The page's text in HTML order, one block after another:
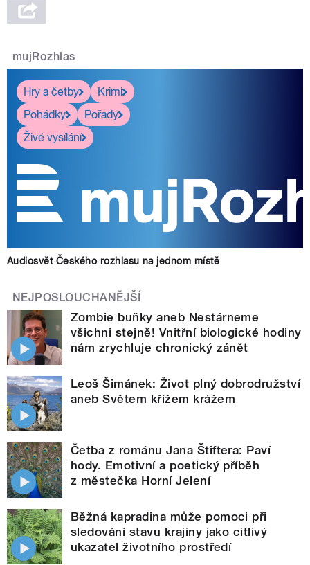
pause
mujRozhlas
Hry a četby
Krimi
Pohádky
Pořady
Živé vysílání
Audiosvět Českého rozhlasu na jednom místě
NEJPOSLOUCHANĚJŠÍ
Zombie buňky aneb Nestárneme
všichni stejně! Vnitřní biologické hodiny
nám zrychluje chronický zánět
Leoš Šimánek: Život plný dobrodružství
aneb Světem křížem krážem
Četba z románu Jana Štiftera: Paví
hody. Emotivní a poetický příběh
z městečka Horní Jelení
Běžná kapradina může pomoci při
sledování stavu krajiny jako citlivý
ukazatel životního prostředí